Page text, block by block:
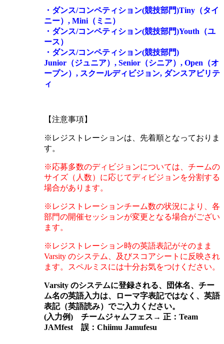
・ダンス/コンペティション(競技部門)Tiny（タイ
ニー）, Mini（ミニ）
・ダンス/コンペティション(競技部門)Youth（ユ
ース）
・ダンス/コンペティション(競技部門)
Junior（ジュニア）, Senior（シニア）, Open（オ
ープン）, スクールディビジョン, ダンスアビリテ
ィ
【注意事項】
※レジストレーションは、先着順となっておりま
す。
※応募多数のディビジョンについては、チームの
サイズ（人数）に応じてディビジョンを分割する
場合があります。
※レジストレーションチーム数の状況により、各
部門の開催セッションが変更となる場合がござい
ます。
※ レジストレーション時の英語表記がそのまま
Varsity のシステム、及びスコアシートに反映され
ます。スペルミスには十分お気をつけください。
Varsity のシステムに登録される、団体名、チー
ム名の英語入力は、
ローマ字表記ではなく、英語
表記（英語読み）でご入力ください。
(入力例) チームジャムフェス→ 正： Team
JAMfest誤： Chiimu Jamufesu